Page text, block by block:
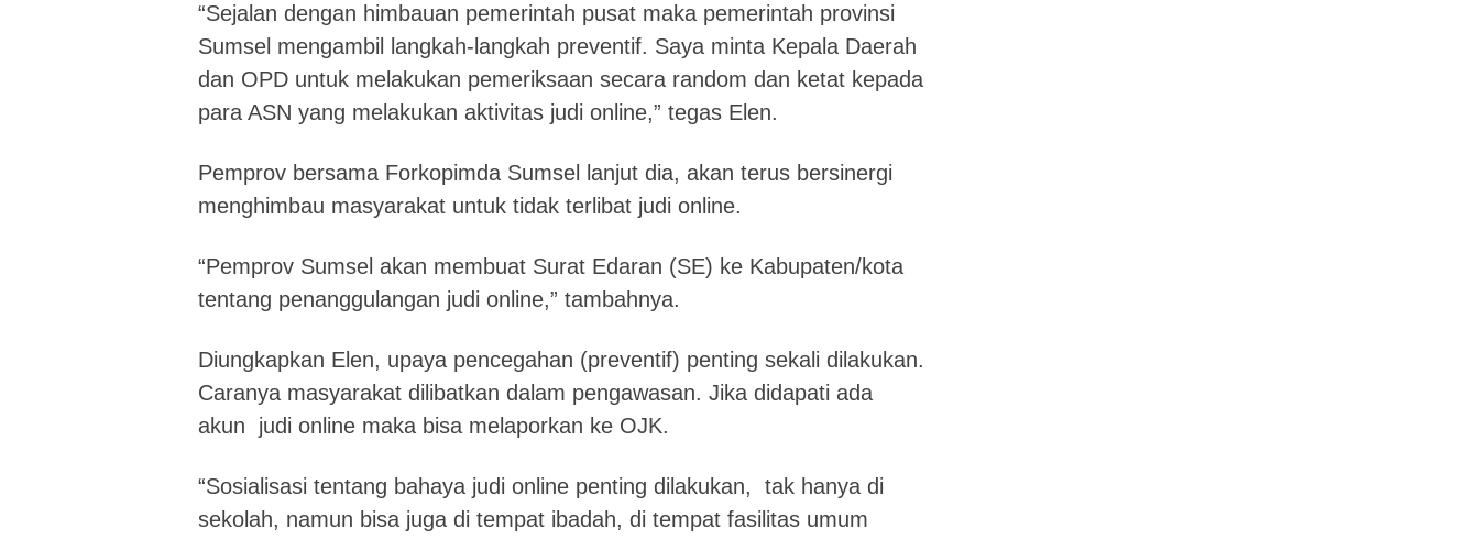
“Sejalan dengan himbauan pemerintah pusat maka pemerintah provinsi
Sumsel mengambil langkah-langkah preventif. Saya minta Kepala Daerah
dan OPD untuk melakukan pemeriksaan secara random dan ketat kepada
para ASN yang melakukan aktivitas judi online,” tegas Elen.
Pemprov bersama Forkopimda Sumsel lanjut dia, akan terus bersinergi
menghimbau masyarakat untuk tidak terlibat judi online.
“Pemprov Sumsel akan membuat Surat Edaran (SE) ke Kabupaten/kota
tentang penanggulangan judi online,” tambahnya.
Diungkapkan Elen, upaya pencegahan (preventif) penting sekali dilakukan.
Caranya masyarakat dilibatkan dalam pengawasan. Jika didapati ada
akun judi online maka bisa melaporkan ke OJK.
“Sosialisasi tentang bahaya judi online penting dilakukan, tak hanya di
sekolah, namun bisa juga di tempat ibadah, di tempat fasilitas umum